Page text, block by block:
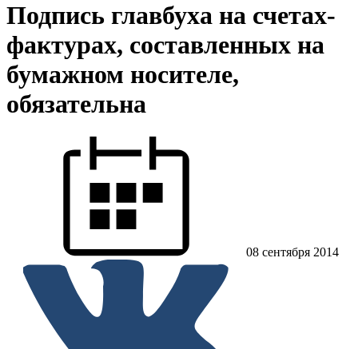
Подпись главбуха на счетах-
фактурах, составленных на
бумажном носителе,
обязательна
08 сентября 2014